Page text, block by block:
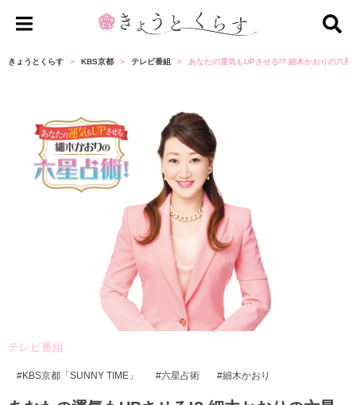
ょ
く
ら
す
きょうとくらす KBS京都 テレビ番組 あなたの運気もUPさせる!? 細木かおりの六
テレビ番組
KBS京都「SUNNY TIME」 六星占術 細木かおり